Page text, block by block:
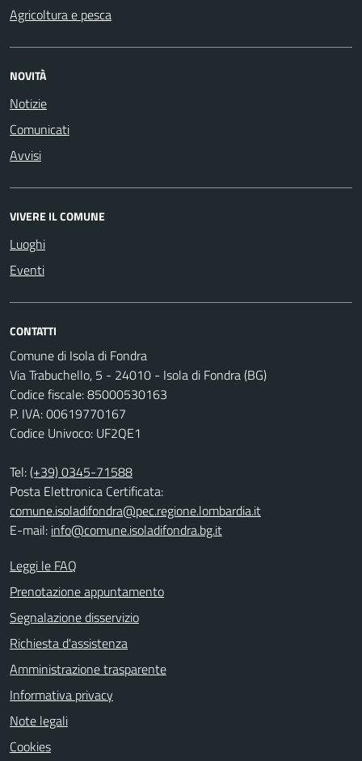
Agricoltura e pesca
NOVITÀ
Notizie
Comunicati
Avvisi
VIVERE IL COMUNE
Luoghi
Eventi
CONTATTI
Comune di Isola di Fondra
Via Trabuchello, 5 - 24010 - Isola di Fondra (BG)
Codice fiscale: 85000530163
P. IVA: 00619770167
Codice Univoco: UF2QE1
Tel:(+39) 0345-71588
Posta Elettronica Certificata:
comune.isoladifondra@pec.regione.lombardia.it
E-mail: info@comune.isoladifondra.bg.it
Leggi le FAQ
Prenotazione appuntamento
Segnalazione disservizio
Richiesta d'assistenza
Amministrazione trasparente
Informativa privacy
Note legali
Cookies